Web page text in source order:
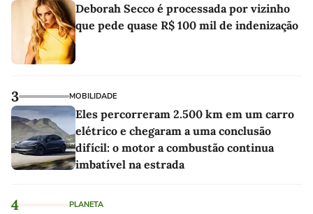
Deborah Secco é processada por vizinho
que pede quase R$ 100 mil de indenização
3 MOBILIDADE
Eles percorreram 2.500 km em um carro
elétrico e chegaram a uma conclusão
difícil: o motor a combustão continua
imbatível na estrada
4 PLANETA